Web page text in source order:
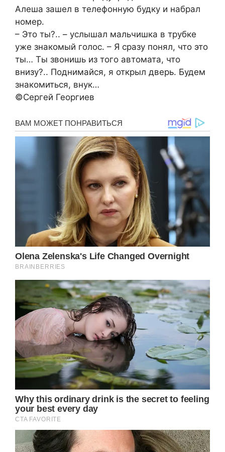
Алеша зашел в телефонную будку и набрал
номер.
– Это ты?.. – услышал мальчишка в трубке
уже знакомый голос. – Я сразу понял, что это
ты… Ты звонишь из того автомата, что
внизу?.. Поднимайся, я открыл дверь. Будем
знакомиться, внук…
©️Сергей Георгиев